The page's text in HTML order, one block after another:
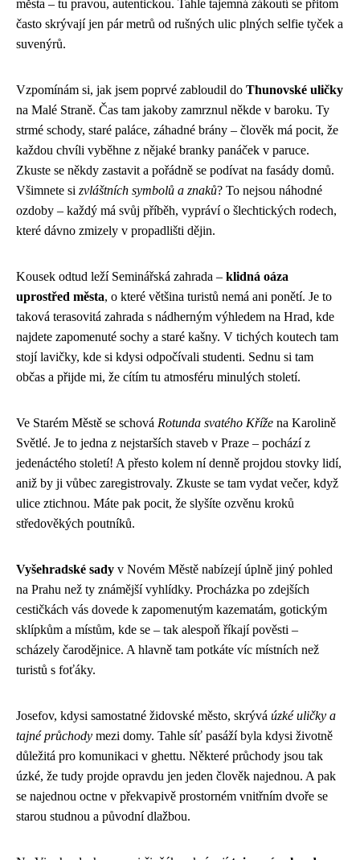
města – tu pravou, autentickou. Tahle tajemná zákoutí se přitom
často skrývají jen pár metrů od rušných ulic plných selfie tyček a
suvenýrů.
Vzpomínám si, jak jsem poprvé zabloudil do Thunovské uličky
na Malé Straně. Čas tam jakoby zamrznul někde v baroku. Ty
strmé schody, staré paláce, záhadné brány – člověk má pocit, že
každou chvíli vyběhne z nějaké branky panáček v paruce.
Zkuste se někdy zastavit a pořádně se podívat na fasády domů.
Všimnete si zvláštních symbolů a znaků? To nejsou náhodné
ozdoby – každý má svůj příběh, vypráví o šlechtických rodech,
které dávno zmizely v propadlišti dějin.
Kousek odtud leží Seminářská zahrada – klidná oáza
uprostřed města, o které většina turistů nemá ani ponětí. Je to
taková terasovitá zahrada s nádherným výhledem na Hrad, kde
najdete zapomenuté sochy a staré kašny. V tichých koutech tam
stojí lavičky, kde si kdysi odpočívali studenti. Sednu si tam
občas a přijde mi, že cítím tu atmosféru minulých století.
Ve Starém Městě se schová Rotunda svatého Kříže na Karolině
Světlé. Je to jedna z nejstarších staveb v Praze – pochází z
jedenáctého století! A přesto kolem ní denně projdou stovky lidí,
aniž by ji vůbec zaregistrovaly. Zkuste se tam vydat večer, když
ulice ztichnou. Máte pak pocit, že slyšíte ozvěnu kroků
středověkých poutníků.
Vyšehradské sady v Novém Městě nabízejí úplně jiný pohled
na Prahu než ty známější vyhlídky. Procházka po zdejších
cestičkách vás dovede k zapomenutým kazematám, gotickým
sklípkům a místům, kde se – tak alespoň říkají pověsti –
scházely čarodějnice. A hlavně tam potkáte víc místních než
turistů s foťáky.
Josefov, kdysi samostatné židovské město, skrývá úzké uličky a
tajné průchody mezi domy. Tahle síť pasáží byla kdysi životně
důležitá pro komunikaci v ghettu. Některé průchody jsou tak
úzké, že tudy projde opravdu jen jeden člověk najednou. A pak
se najednou octne v překvapivě prostorném vnitřním dvoře se
starou studnou a původní dlažbou.